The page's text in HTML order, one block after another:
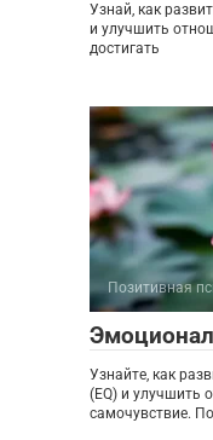
Узнай, как
и улучшить
достигать
Позитивная
Узнайте, как
(EQ) и улучшить
самочувствие.